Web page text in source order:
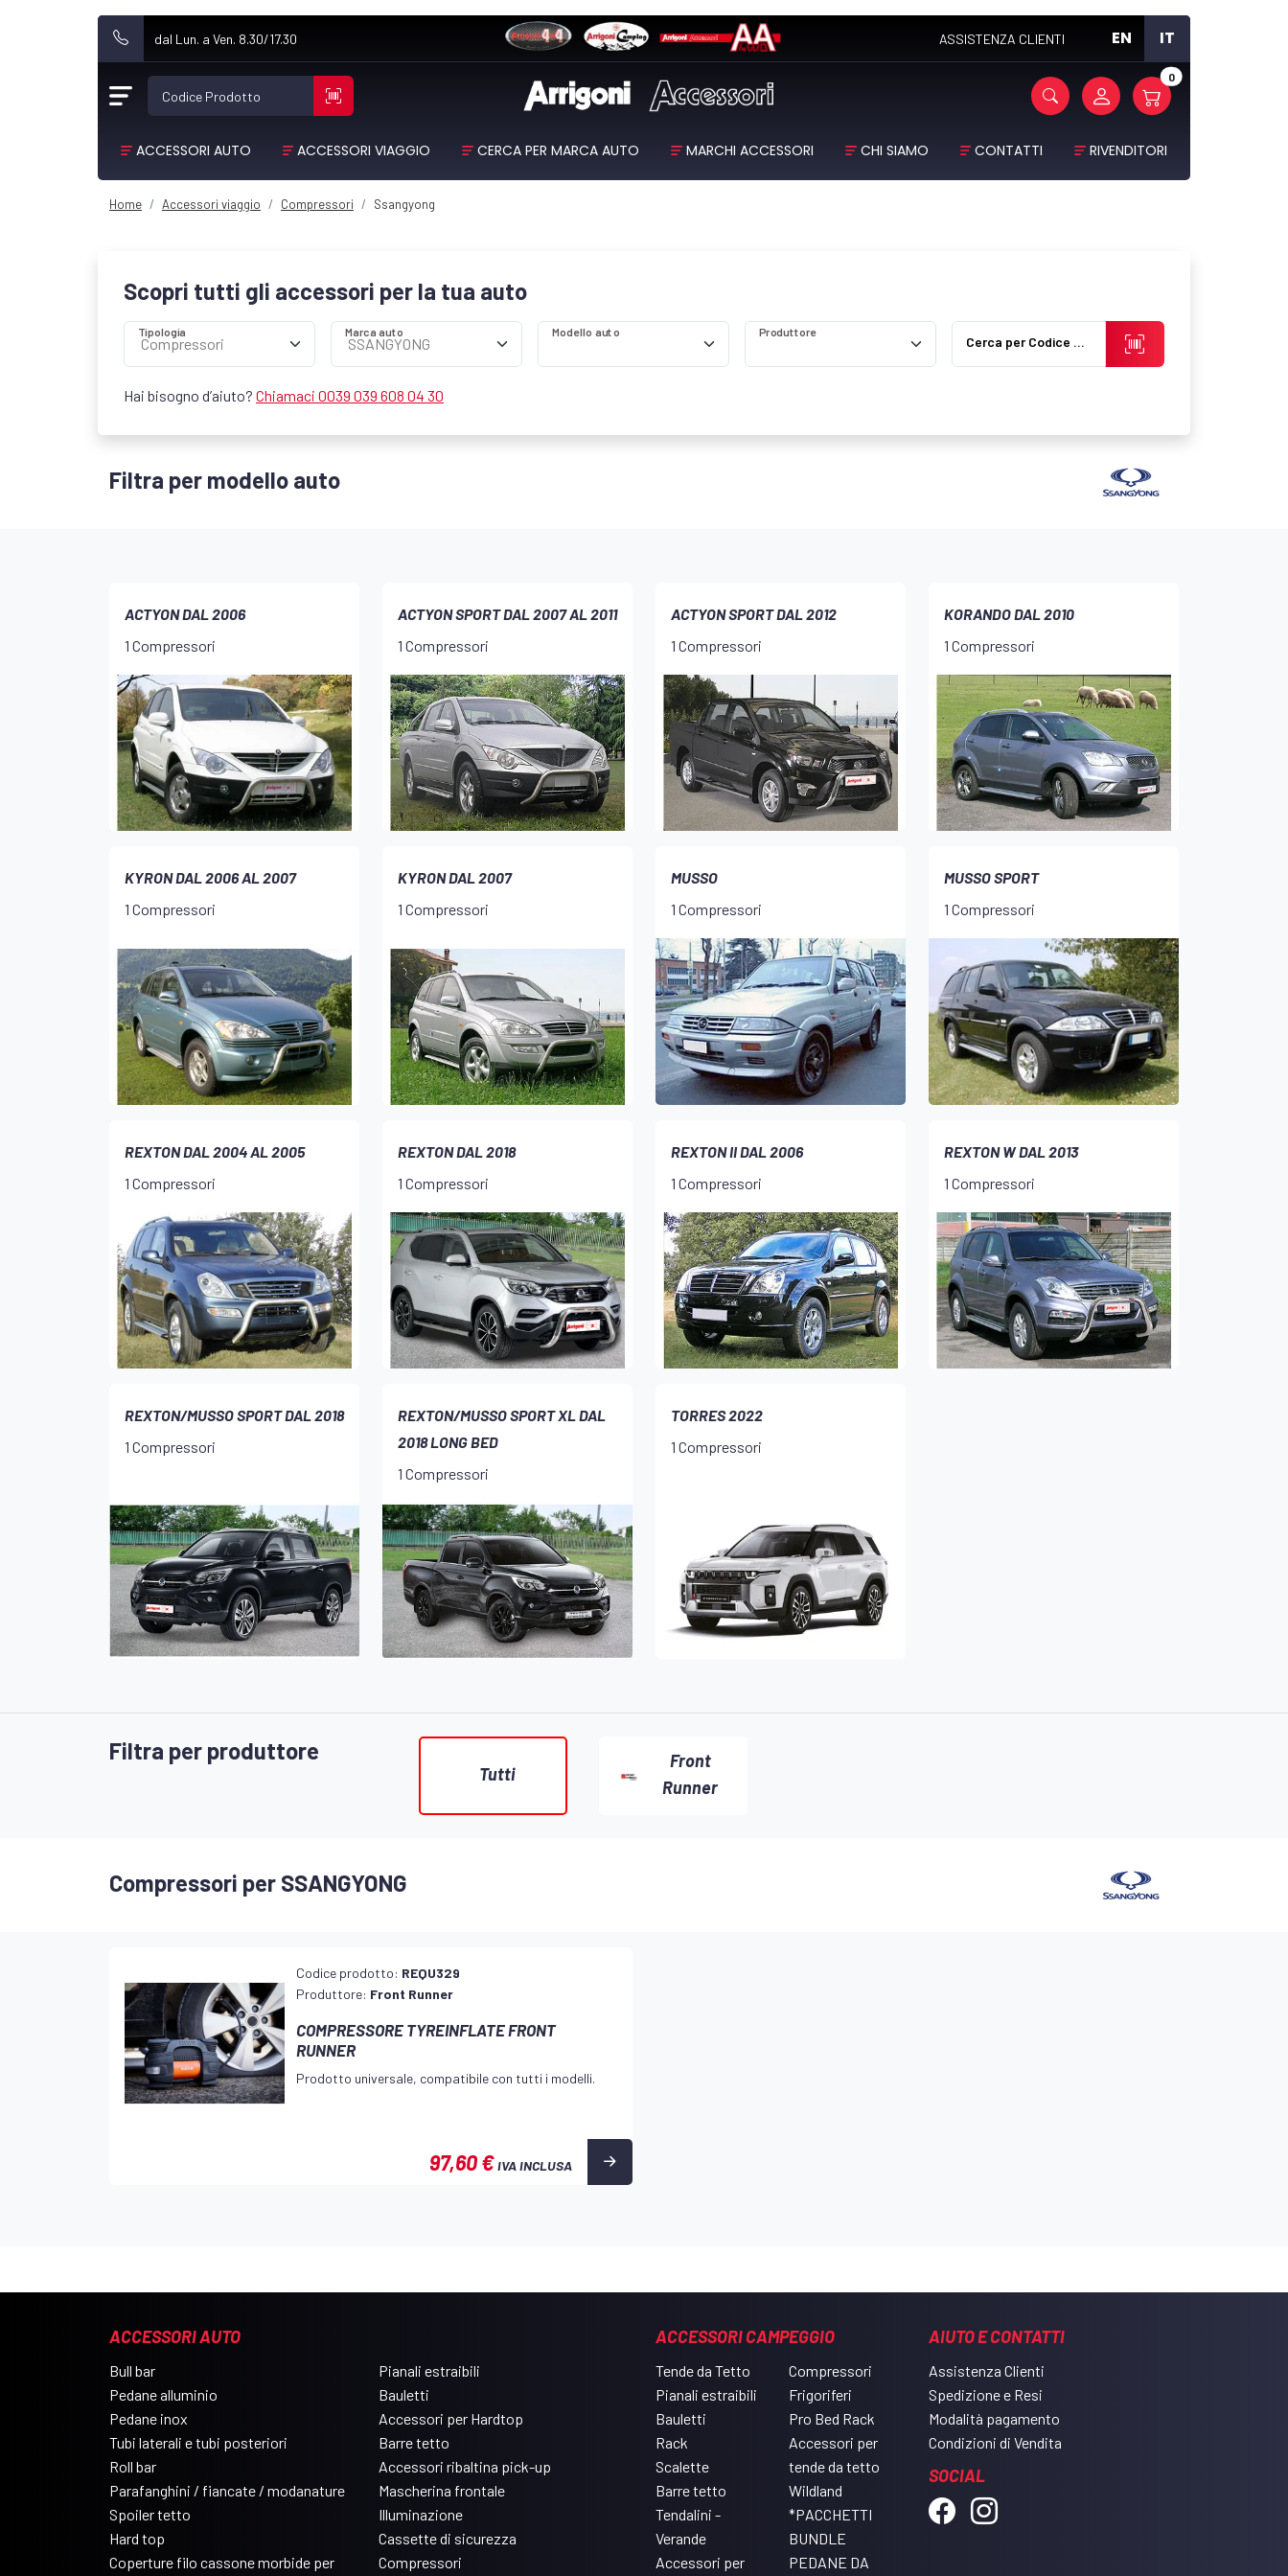
dal Lun. a Ven. 8.30/17.30 ASSISTENZA CLIENTI EN IT
Codice Prodotto
0
ACCESSORI AUTO ACCESSORI VIAGGIO CERCA PER MARCA AUTO MARCHI ACCESSORI CHI SIAMO CONTATTI RIVENDITORI
Home Accessori viaggio Compressori Ssangyong
Scopri tutti gli accessori per la tua auto
Tipologia Marca auto Modello auto Produttore
Cerca per Codice Prodotto
Hai bisogno d’aiuto? Chiamaci 0039 039 608 04 30
Filtra per modello auto
ACTYON DAL 2006
1 Compressori
ACTYON SPORT DAL 2007 AL 2011
1 Compressori
ACTYON SPORT DAL 2012
1 Compressori
KORANDO DAL 2010
1 Compressori
KYRON DAL 2006 AL 2007
1 Compressori
KYRON DAL 2007
1 Compressori
MUSSO
1 Compressori
MUSSO SPORT
1 Compressori
REXTON DAL 2004 AL 2005
1 Compressori
REXTON DAL 2018
1 Compressori
REXTON II DAL 2006
1 Compressori
REXTON W DAL 2013
1 Compressori
REXTON/MUSSO SPORT DAL 2018
1 Compressori
REXTON/MUSSO SPORT XL DAL
2018 LONG BED
1 Compressori
TORRES 2022
1 Compressori
Filtra per produttore
Tutti
Front
Runner
Compressori per SSANGYONG
Codice prodotto: REQU329
Produttore: Front Runner
COMPRESSORE TYREINFLATE FRONT
RUNNER
Prodotto universale, compatibile con tutti i modelli.
97,60 €IVA INCLUSA
ACCESSORI AUTO
Bull bar
Pedane alluminio
Pedane inox
Tubi laterali e tubi posteriori
Roll bar
Parafanghini / fiancate / modanature
Spoiler tetto
Hard top
Coperture filo cassone morbide per
Pianali estraibili
Bauletti
Accessori per Hardtop
Barre tetto
Accessori ribaltina pick-up
Mascherina frontale
Illuminazione
Cassette di sicurezza
Compressori
ACCESSORI CAMPEGGIO
Tende da Tetto
Pianali estraibili
Bauletti
Rack
Scalette
Barre tetto
Tendalini -
Verande
Accessori per
Compressori
Frigoriferi
Pro Bed Rack
Accessori per
tende da tetto
Wildland
*PACCHETTI
BUNDLE
PEDANE DA
AIUTO E CONTATTI
Assistenza Clienti
Spedizione e Resi
Modalità pagamento
Condizioni di Vendita
SOCIAL